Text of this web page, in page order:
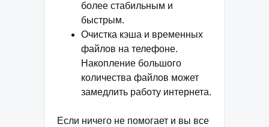
более стабильным и
быстрым.
Очистка кэша и временных
файлов на телефоне.
Накопление большого
количества файлов может
замедлить работу интернета.
Если ничего не помогает и вы все